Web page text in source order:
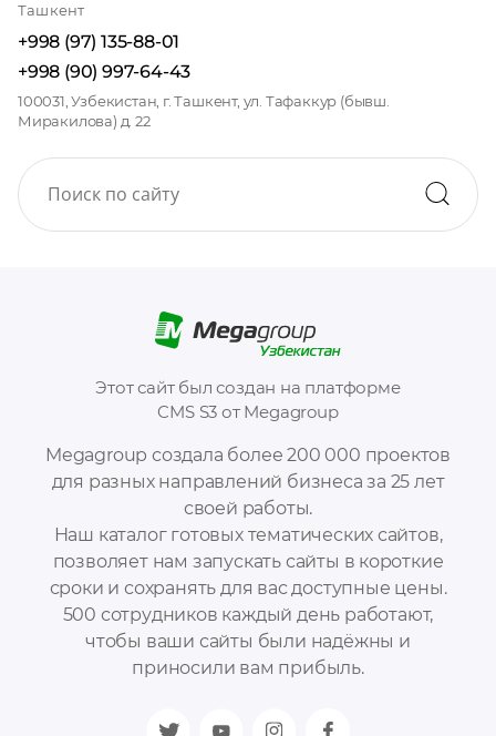
Megagroup создала более 200 000 проектов
для разных направлений бизнеса за 25 лет
своей работы.
Наш каталог готовых тематических сайтов,
позволяет нам запускать сайты в короткие
сроки и сохранять для вас доступные цены.
500 сотрудников каждый день работают,
чтобы ваши сайты были надёжны и
приносили вам прибыль.
Этот сайт был создан на платформе
CMS S3 от Megagroup
Ташкент
+998 (97) 135-88-01
+998 (90) 997-64-43
100031, Узбекистан, г. Ташкент, ул. Тафаккур (бывш.
Миракилова) д. 22